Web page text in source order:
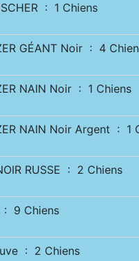
: 1 Chiens
GÉANT Noir : 4
NAIN Noir : 1 Chiens
NAIN Noir Argent : 1
RUSSE : 2 Chiens
: 9 Chiens
: 2 Chiens